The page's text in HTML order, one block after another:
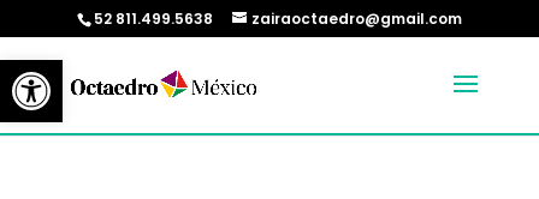
Abrir barra de herramientas
52 811.499.5638 zairaoctaedro@gmail.com